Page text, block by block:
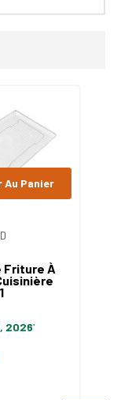
Friture À
2026*
Au Panier